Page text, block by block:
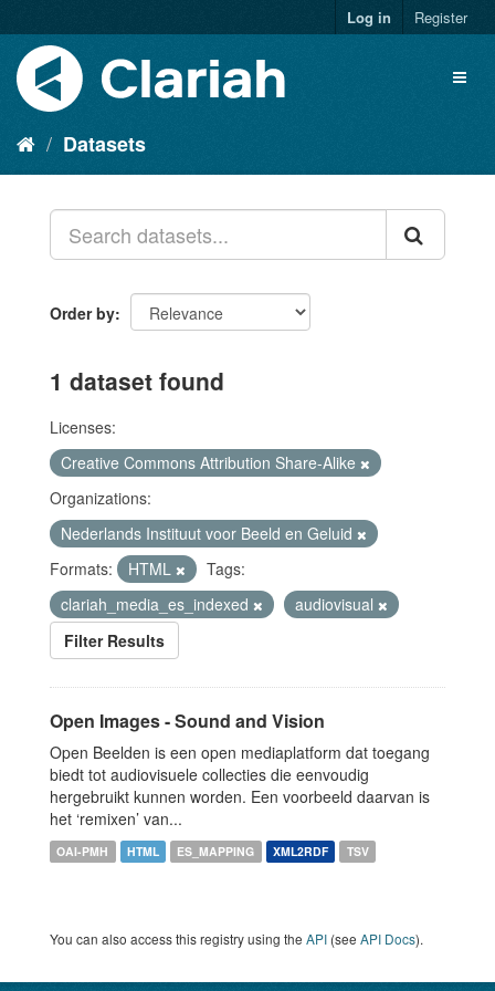
Log in Register
Datasets
Order by
1 dataset found
Licenses:
Creative Commons Attribution Share-Alike
Organizations:
Nederlands Instituut voor Beeld en Geluid
Formats:
HTML
Tags:
clariah_media_es_indexed
audiovisual
Filter Results
Open Images - Sound and Vision
Open Beelden is een open mediaplatform dat toegang
biedt tot audiovisuele collecties die eenvoudig
hergebruikt kunnen worden. Een voorbeeld daarvan is
het ‘remixen’ van...
OAI-PMH HTML ES_MAPPING XML2RDF TSV
You can also access this registry using the API (see API Docs).